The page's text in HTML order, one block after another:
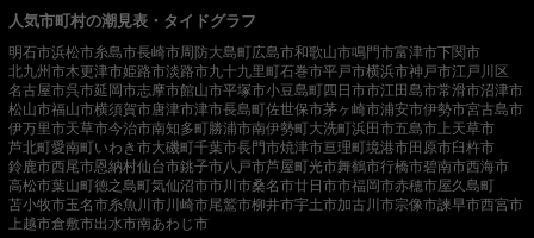
人気市町村の潮見表・タイドグラフ
明石市浜松市糸島市長崎市周防大島町広島市和歌山市鳴門市富津市下関市
北九州市木更津市姫路市淡路市九十九里町石巻市平戸市横浜市神戸市江戸川区
名古屋市呉市延岡市志摩市館山市平塚市小豆島町四日市市江田島市常滑市沼津市
松山市福山市横須賀市唐津市津市長島町佐世保市茅ヶ崎市浦安市伊勢市宮古島市
伊万里市天草市今治市南知多町勝浦市南伊勢町大洗町浜田市五島市 上天草市
芦北町愛南町いわき市大磯町千葉市長門市焼津市亘理町境港市田原市臼杵市
鈴鹿市西尾市恩納村仙台市銚子市八戸市芦屋町光市舞鶴市行橋市碧南市西海市
高松市葉山町徳之島町気仙沼市市川市桑名市廿日市市福岡市赤穂市屋久島町
苫小牧市玉名市糸魚川市川崎市尾鷲市柳井市宇土市加古川市宗像市諫早市西宮市
上越市倉敷市出水市南あわじ市